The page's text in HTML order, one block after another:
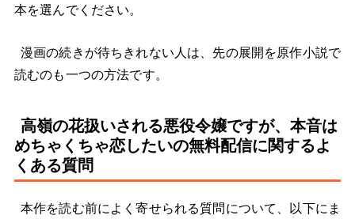
本を選んでください。
漫画の続きが待ちきれない人は、先の展開を原作小説で
読むのも一つの方法です。
高嶺の花扱いされる悪役令嬢ですが、本音は
めちゃくちゃ恋したいの無料配信に関するよ
くある質問
本作を読む前によく寄せられる質問について、以下にま